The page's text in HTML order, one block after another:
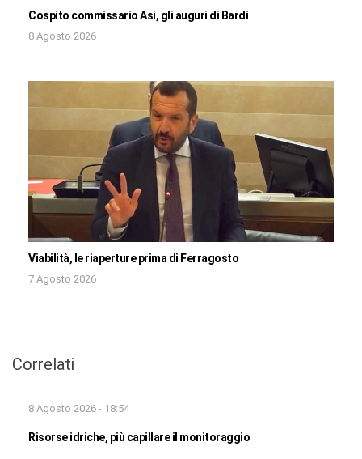
Cospito commissario Asi, gli auguri di Bardi
8 Agosto 2026
Viabilità, le riaperture prima di Ferragosto
7 Agosto 2026
Correlati
8 Agosto 2026 - 18:54
Risorse idriche, più capillare il monitoraggio